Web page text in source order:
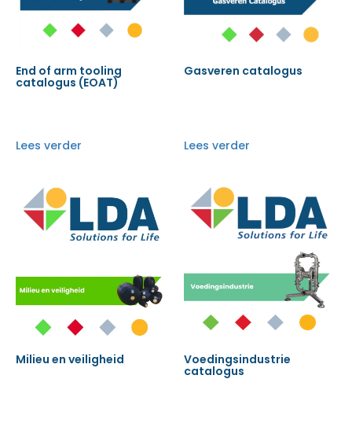
End of arm tooling
catalogus (EOAT)
Lees verder
Gasveren catalogus
Lees verder
Milieu en veiligheid Voedingsindustrie
catalogus